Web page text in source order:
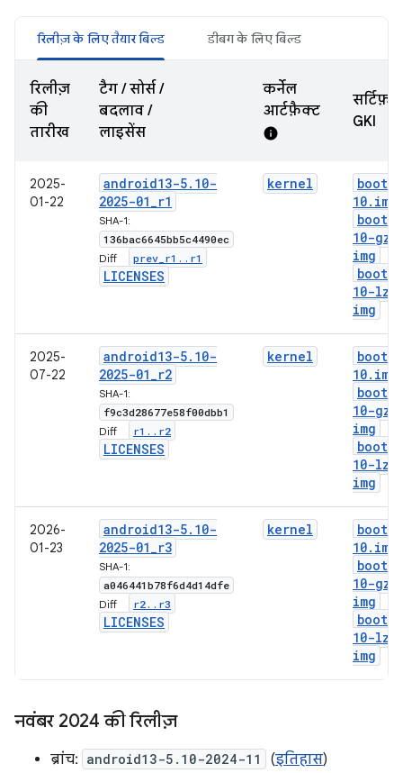
रिलीज़ के लिए तैयार बिल्ड डीबग के लिए बिल्ड
रिलीज़
की
तारीख
टैग / सोर्स /
बदलाव /
लाइसेंस
कर्नेल
आर्टफ़ैक्ट
info
GKI
2025-
01-22
android13-5. 10-
2025-01_r1
SHA-1:
136bac6645bb5c4490ec
Diff: prev r1 . . r1
LICENSES
kernel
boot-5
10. img
boot-5
10-gz
img
boot-5
10-lz4
img
2025-
07-22
android13-5. 10-
2025-01_r2
SHA-1:
f9c3d28677e58f00dbb1
Diff: r1 . . r2
LICENSES
kernel
boot-5
10. img
boot-5
10-gz
img
boot-5
10-lz4
img
2026-
01-23
android13-5. 10-
2025-01_r3
SHA-1:
a046441b78f6d4d14dfe
Diff: r2. . r3
LICENSES
kernel
boot-5
10. img
boot-5
10-gz
img
boot-5
10-lz4
img
नवंबर 2024 की रिलीज़
ब्रांच: android13-5.10-2024-11 (इतिहास)